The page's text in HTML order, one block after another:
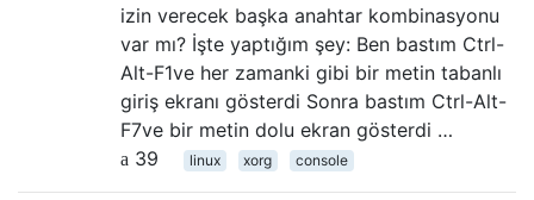
izin verecek başka anahtar kombinasyonu
var mı? İşte yaptığım şey: Ben bastım Ctrl-
Alt-F1ve her zamanki gibi bir metin tabanlı
giriş ekranı gösterdi Sonra bastım Ctrl-Alt-
F7ve bir metin dolu ekran gösterdi …
39
linux xorg console